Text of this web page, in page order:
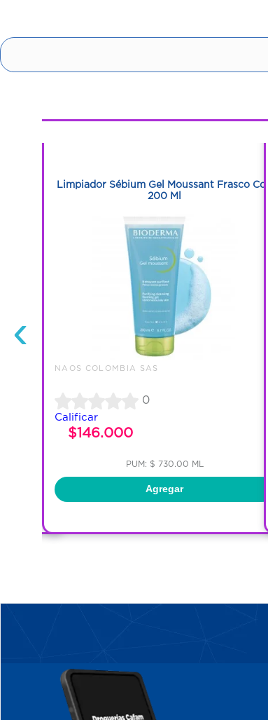
‹
Limpiador Sébium Gel Moussant Frasco Con
200 Ml
NAOS COLOMBIA SAS
0
Calificar
$146.000
PUM: $ 730.00 ML
Agregar